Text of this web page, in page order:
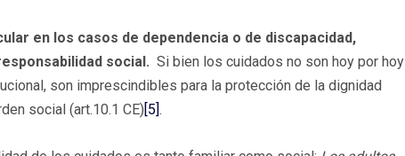
en los casos de dependencia o de discapacidad,
social. Si bien los cuidados no son hoy por hoy
son imprescindibles para la protección de la dignidad
social (art.10.1 CE)[5].